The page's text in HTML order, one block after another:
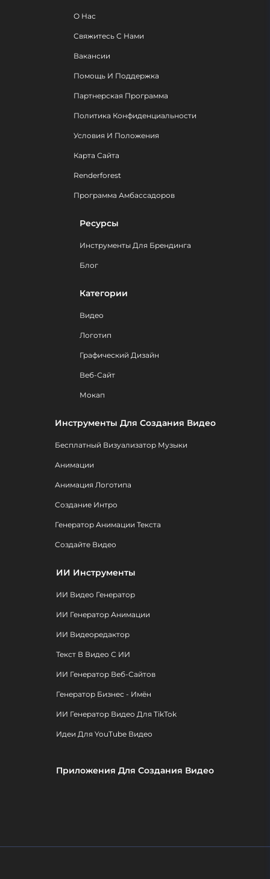
О Нас
Свяжитесь С Нами
Вакансии
Помощь И Поддержка
Партнерская Программа
Политика Конфиденциальности
Условия И Положения
Карта Сайта
Renderforest
Программа Амбассадоров
Ресурсы
Инструменты Для Брендинга
Блог
Категории
Видео
Логотип
Графический Дизайн
Веб-Сайт
Мокап
Инструменты Для Создания Видео
Бесплатный Визуализатор Музыки
Анимации
Анимация Логотипа
Создание Интро
Генератор Анимации Текста
Создайте Видео
ИИ Инструменты
ИИ Видео Генератор
ИИ Генератор Анимации
ИИ Видеоредактор
Текст В Видео С ИИ
ИИ Генератор Веб-Сайтов
Генератор Бизнес - Имён
ИИ Генератор Видео Для TikTok
Идеи Для YouTube Видео
Приложения Для Создания Видео